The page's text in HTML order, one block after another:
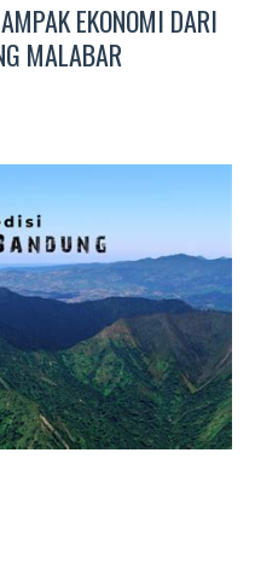
EKONOMI DARI
MALABAR